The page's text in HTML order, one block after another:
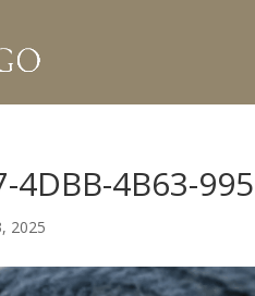
4DBB-4B63-
2025